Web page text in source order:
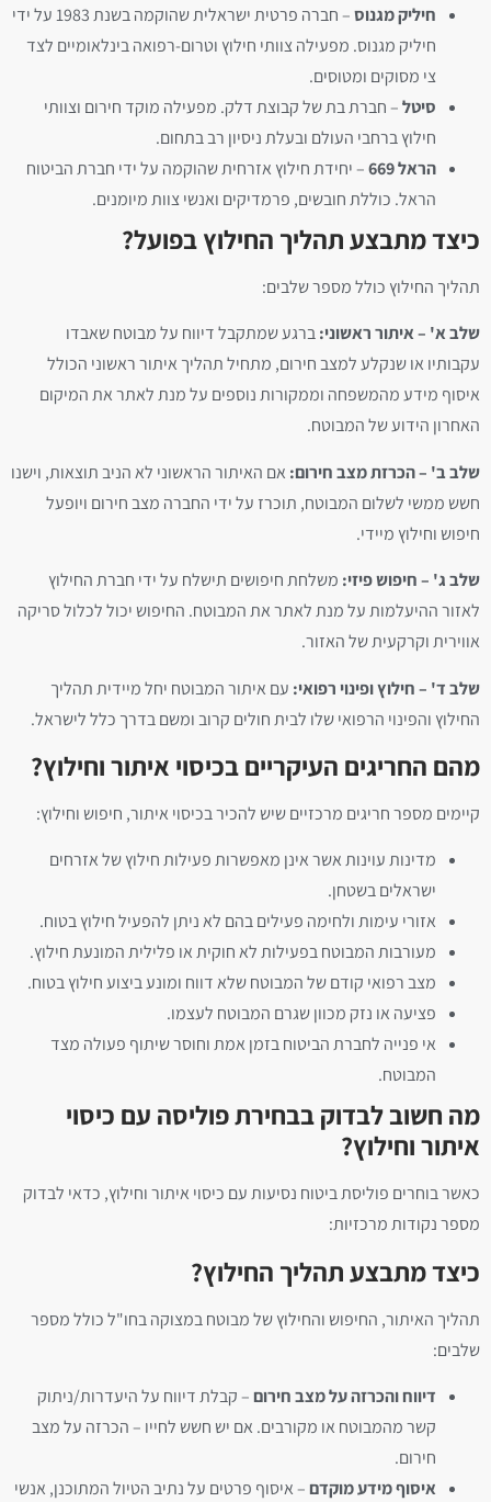
חיליק מגנוס
– חברה פרטית ישראלית שהוקמה בשנת 1983 על ידי
חיליק מגנוס. מפעילה צוותי חילוץ וטרום-רפואה בינלאומיים לצד
צי מסוקים ומטוסים.
סיטל– חברת בת של קבוצת דלק. מפעילה מוקד חירום וצוותי
חילוץ ברחבי העולם ובעלת ניסיון רב בתחום.
הראל 669
– יחידת חילוץ אזרחית שהוקמה על ידי חברת הביטוח
הראל. כוללת חובשים, פרמדיקים ואנשי צוות מיומנים.
כיצד מתבצע תהליך החילוץ בפועל?
תהליך החילוץ כולל מספר שלבים:
שלב א' – איתור ראשוני:ברגע שמתקבל דיווח על מבוטח שאבדו
עקבותיו או שנקלע למצב חירום, מתחיל תהליך איתור ראשוני הכולל
איסוף מידע מהמשפחה וממקורות נוספים על מנת לאתר את המיקום
האחרון הידוע של המבוטח.
שלב ב' – הכרזת מצב חירום: אם האיתור הראשוני לא הניב תוצאות, וישנו
חשש ממשי לשלום המבוטח, תוכרז על ידי החברה מצב חירום ויופעל
חיפוש וחילוץ מיידי.
שלב ג' – חיפוש פיזי: משלחת חיפושים תישלח על ידי חברת החילוץ
לאזור ההיעלמות על מנת לאתר את המבוטח. החיפוש יכול לכלול סריקה
אווירית וקרקעית של האזור.
שלב ד' – חילוץ ופינוי רפואי: עם איתור המבוטח יחל מיידית תהליך
החילוץ והפינוי הרפואי שלו לבית חולים קרוב ומשם בדרך כלל לישראל.
מהם החריגים העיקריים בכיסוי איתור וחילוץ?
קיימים מספר חריגים מרכזיים שיש להכיר בכיסוי איתור, חיפוש וחילוץ:
מדינות עוינות אשר אינן מאפשרות פעילות חילוץ של אזרחים
ישראלים בשטחן.
אזורי עימות ולחימה פעילים בהם לא ניתן להפעיל חילוץ בטוח.
מעורבות המבוטח בפעילות לא חוקית או פלילית המונעת חילוץ.
מצב רפואי קודם של המבוטח שלא דווח ומונע ביצוע חילוץ בטוח.
פציעה או נזק מכוון שגרם המבוטח לעצמו.
אי פנייה לחברת הביטוח בזמן אמת וחוסר שיתוף פעולה מצד
המבוטח.
מה חשוב לבדוק בבחירת פוליסה עם כיסוי
איתור וחילוץ?
כאשר בוחרים פוליסת ביטוח נסיעות עם כיסוי איתור וחילוץ, כדאי לבדוק
מספר נקודות מרכזיות:
כיצד מתבצע תהליך החילוץ?
תהליך האיתור, החיפוש והחילוץ של מבוטח במצוקה בחו"ל כולל מספר
שלבים:
דיווח והכרזה על מצב חירום– קבלת דיווח על היעדרות/ניתוק
קשר מהמבוטח או מקורבים. אם יש חשש לחייו – הכרזה על מצב
חירום.
איסוף מידע מוקדם– איסוף פרטים על נתיב הטיול המתוכנן, אנשי